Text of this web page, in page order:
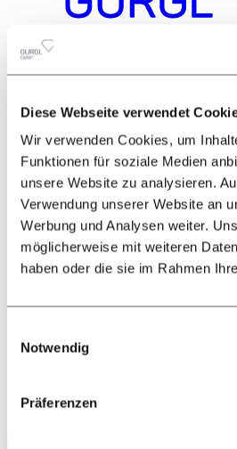
Diese Webseite verwendet
Wir verwenden Cookies, um
Funktionen für soziale Medien
unsere Website zu analysieren.
Verwendung unserer Website an
Werbung und Analysen weiter.
möglicherweise mit weiteren
haben oder die sie im Rahmen
Notwendig
Präferenzen
Alles zur Lage & Anreise
Bahn
Bus
PKW
Flugzeug